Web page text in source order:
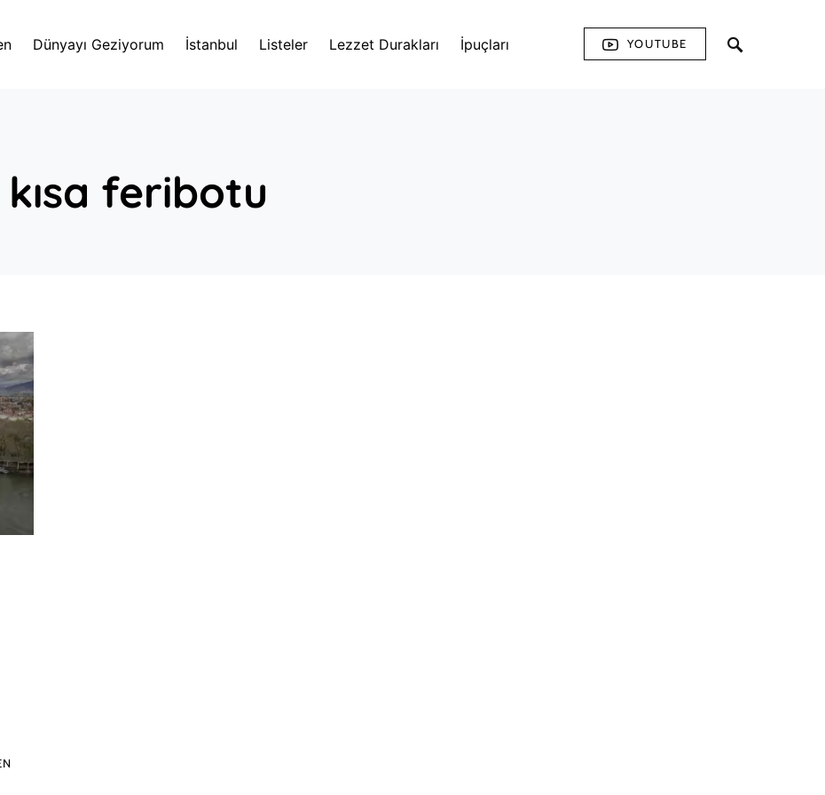
Dünyayı Geziyorum İstanbul Listeler Lezzet Durakları İpuçları YOUTUBE
feribotu